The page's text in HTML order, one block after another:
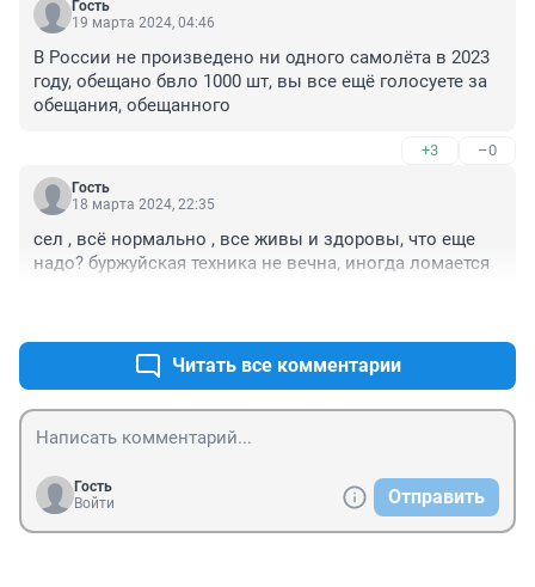
Гость
19 марта 2024, 04:46
В России не произведено ни одного самолёта в 2023
году, обещано бвло 1000 шт, вы все ещё голосуете за
обещания, обещанного
+3 –0
Гость
18 марта 2024, 22:35
сел , всё нормально , все живы и здоровы, что еще
надо? буржуйская техника не вечна, иногда ломается
Читать все комментарии
Гость
Войти
Отправить